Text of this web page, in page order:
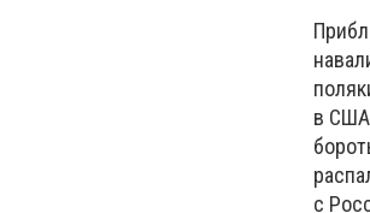
в США
с